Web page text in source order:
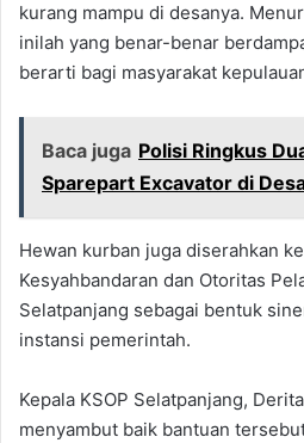
kurang mampu di desanya.
inilah yang benar-benar
berarti bagi masyarakat
Baca juga Polisi Ringkus
Sparepart Excavator di
Hewan kurban juga diserahkan
Kesyahbandaran dan Otoritas
Selatpanjang sebagai bentuk
instansi pemerintah.
Kepala KSOP Selatpanjang,
menyambut baik bantuan